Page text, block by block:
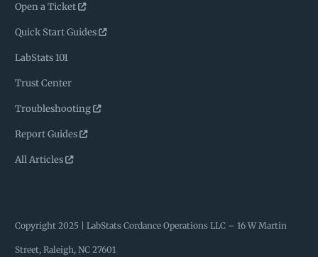
Open a Ticket
Quick Start Guides
LabStats 101
Trust Center
Troubleshooting
Report Guides
All Articles
Copyright 2025 | LabStats Cordance Operations LLC – 16 W Martin
Street, Raleigh, NC 27601